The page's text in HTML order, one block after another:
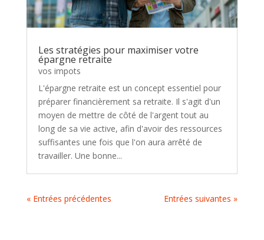
Les stratégies pour maximiser votre
épargne retraite
vos impots
L'épargne retraite est un concept essentiel pour
préparer financièrement sa retraite. Il s'agit d'un
moyen de mettre de côté de l'argent tout au
long de sa vie active, afin d'avoir des ressources
suffisantes une fois que l'on aura arrêté de
travailler. Une bonne...
« Entrées précédentes Entrées suivantes »